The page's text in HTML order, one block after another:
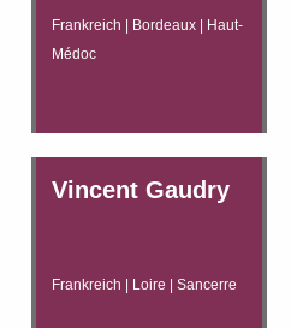
Frankreich | Bordeaux | Haut-
Médoc
Vincent Gaudry
Frankreich | Loire | Sancerre